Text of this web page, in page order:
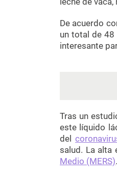
De acuerdo
un total de
interesante
Tras un
este líquido
del
salud. La alta
Medio (MERS).